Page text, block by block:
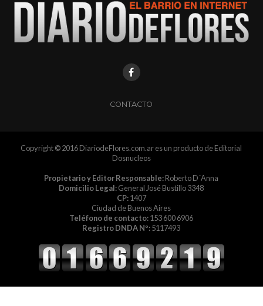
CONTACTO
Copyright © 2016 DiariodeFlores.com.ar es un producto de Editorial
Dosnucleos
Propietario y Editor Responsable:Roberto D´Anna
Domicilio Legal:General José Bustillo 3348
CP:1407
Ciudad de Buenos Aires
Teléfono de contacto:153 600 6906
Registro DNDA Nº:5117493